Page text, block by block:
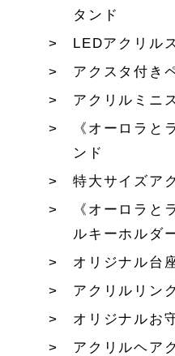
タンド
LEDアクリル
アクスタ付き
アクリルミニ
《オーロラと
ンド
特大サイズア
《オーロラと
ルキーホルダ
オリジナル台
アクリルリン
オリジナルお
アクリルヘア